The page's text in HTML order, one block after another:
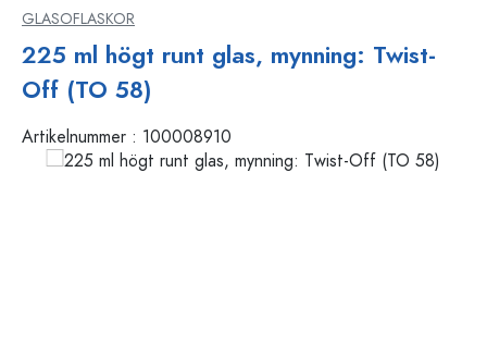
GLASOFLASKOR
225 ml högt runt glas, mynning: Twist-
Off (TO 58)
Artikelnummer : 100008910